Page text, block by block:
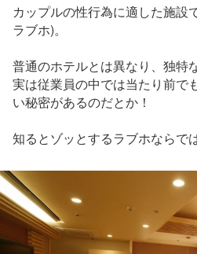
カップルの性行為に適した施設
ラブホ)。
普通のホテルとは異なり、独特
実は従業員の中では当たり前で
い秘密があるのだとか！
知るとゾッとするラブホならで